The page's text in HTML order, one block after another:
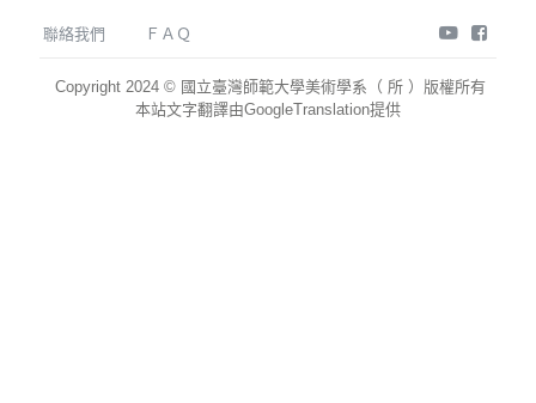
聯絡我們 ＦＡＱ youtube
Copyright 2024 © 國立臺灣師範大學美術學系（ 所 ）版權所有
本站文字翻譯由GoogleTranslation提供